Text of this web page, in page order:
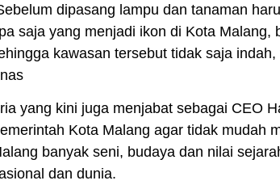
dipasang lampu dan tanaman
saja yang menjadi ikon di Kota Malang,
kawasan tersebut tidak saja
yang kini juga menjabat sebagai CEO
Kota Malang agar tidak mudah
banyak seni, budaya dan nilai
dan dunia.